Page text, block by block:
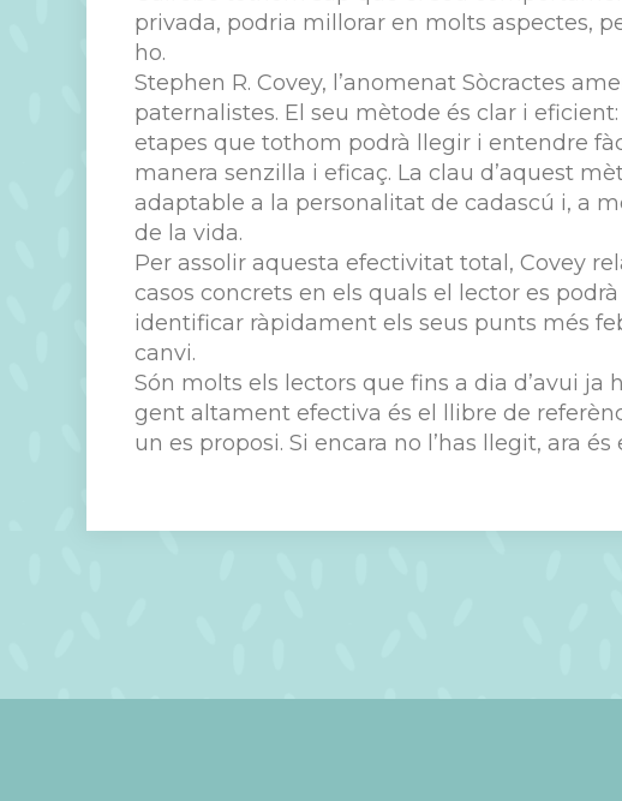
privada, podria millorar en molts aspectes,
ho.
Stephen R. Covey, l’anomenat Sòcractes
paternalistes. El seu mètode és clar i
etapes que tothom podrà llegir i entendre
manera senzilla i eficaç. La clau d’aquest
adaptable a la personalitat de cadascú i, a
de la vida.
Per assolir aquesta efectivitat total, Covey
casos concrets en els quals el lector es
identificar ràpidament els seus punts més
canvi.
Són molts els lectors que fins a dia d’avui ja
gent altament efectiva és el llibre de
un es proposi. Si encara no l’has llegit, ara